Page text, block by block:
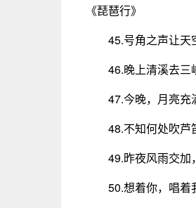
《琵琶行》
45.号角之声让
46.晚上清溪去
47.今晚，月亮
48.不知何处吹
49.昨夜风雨交
50.想着你，唱